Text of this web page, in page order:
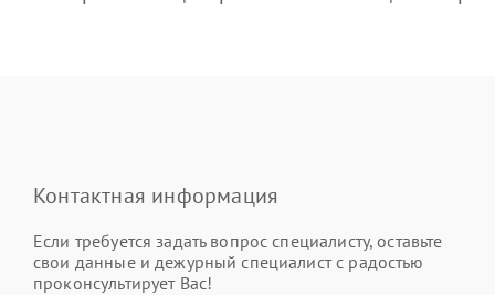
Контактная информация
Если требуется задать вопрос специалисту, оставьте
свои данные и дежурный специалист с радостью
проконсультирует Вас!